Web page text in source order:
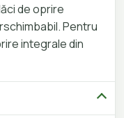
de oprire
Pentru
integrale din